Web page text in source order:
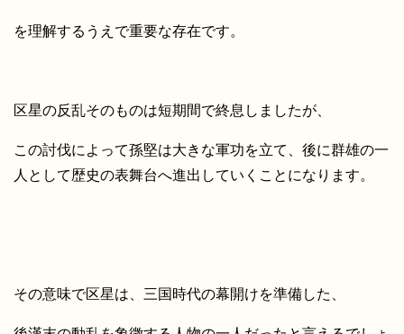
を理解するうえで重要な存在です。
区星の反乱そのものは短期間で終息しましたが、
この討伐によって孫堅は大きな軍功を立て、後に群雄の一
人として歴史の表舞台へ進出していくことになります。
その意味で区星は、三国時代の幕開けを準備した、